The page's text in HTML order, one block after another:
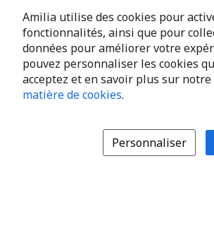
Amilia utilise des cookies pour
fonctionnalités, ainsi que pour
données pour améliorer votre
pouvez personnaliser les cookies
acceptez et en savoir plus sur notre
matière de cookies.
Personnaliser